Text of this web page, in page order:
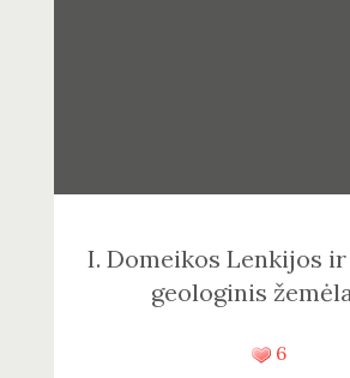
I. Domeikos Lenkijos
geologinis
6